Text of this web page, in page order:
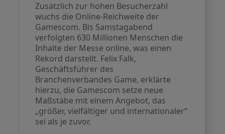
Zusätzlich zur hohen Besucherzahl
wuchs die Online-Reichweite der
Gamescom. Bis Samstagabend
verfolgten 630 Millionen Menschen die
Inhalte der Messe online, was einen
Rekord darstellt. Felix Falk,
Geschäftsführer des
Branchenverbandes Game, erklärte
hierzu, die Gamescom setze neue
Maßstäbe mit einem Angebot, das
„größer, vielfältiger und internationaler“
sei als je zuvor.